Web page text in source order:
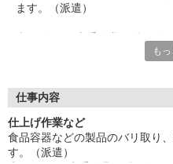
ます。（派遣）
ざいます。詳細はオペレーター
『テクノ・サービス』は、派遣
プです。
全国にあるお仕事の中から、
も
仕事内容
仕上げ作業など
食品容器などの製品のバリ取り
す。（派遣）